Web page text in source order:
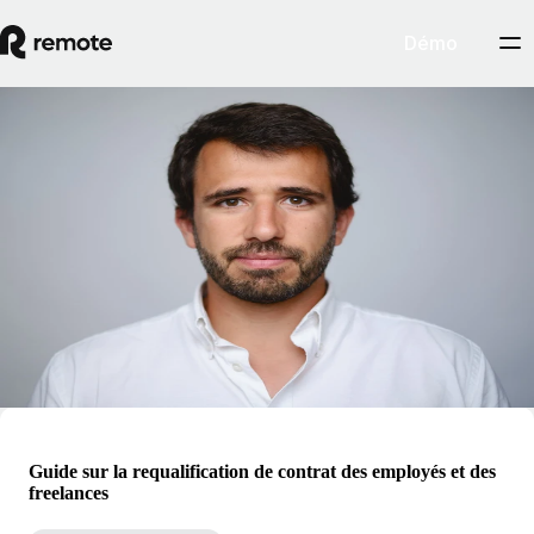
Pedro occupe les fonctions de SVP, General Manager of Contractors
chez Remote. Sa carrière a débuté dans la banque d'investissement et la
stratégie dans les domaines de la technologie, des médias et des
télécommunications. Ces dernières années, Pedro Barros s'est
concentré sur les entreprises technologiques à forte croissance. Il a
également été responsable des finances chez Codacy.
Guide sur la requalification de contrat des employés et des
freelances